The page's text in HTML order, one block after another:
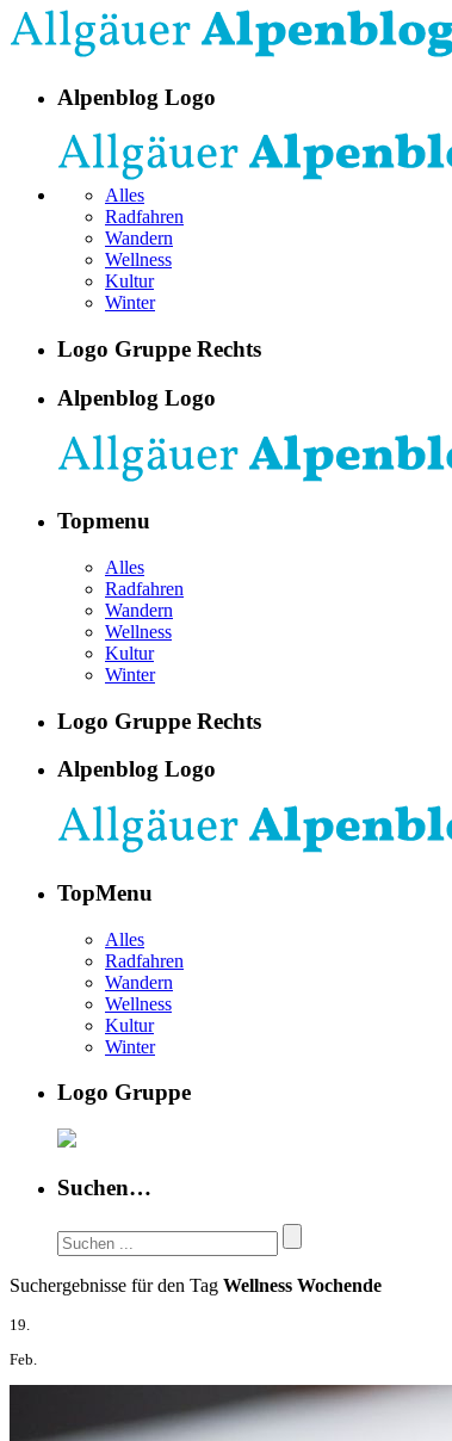
Alpenblog Logo
Alles
Radfahren
Wandern
Wellness
Kultur
Winter
Logo Gruppe Rechts
Alpenblog Logo
Topmenu
Alles
Radfahren
Wandern
Wellness
Kultur
Winter
Logo Gruppe Rechts
Alpenblog Logo
TopMenu
Alles
Radfahren
Wandern
Wellness
Kultur
Winter
Logo Gruppe
Suchen…
Suchergebnisse für den Tag Wellness Wochende
19.
Feb.